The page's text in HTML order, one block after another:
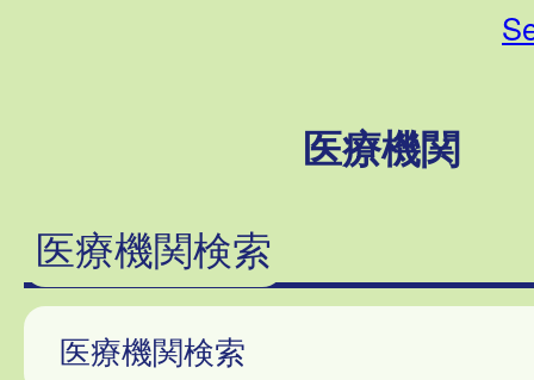
医療機関
医療機関検索
医療機関検索